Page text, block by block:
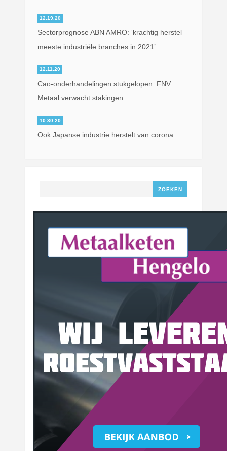
12.19.20
Sectorprognose ABN AMRO: ‘krachtig herstel
meeste industriële branches in 2021’
12.11.20
Cao-onderhandelingen stukgelopen: FNV
Metaal verwacht stakingen
10.30.20
Ook Japanse industrie herstelt van corona